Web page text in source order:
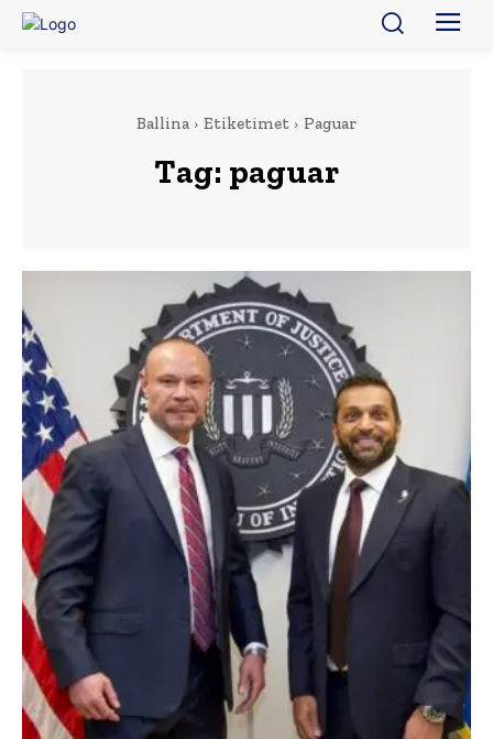
Ballina Etiketimet Paguar
Tag: paguar